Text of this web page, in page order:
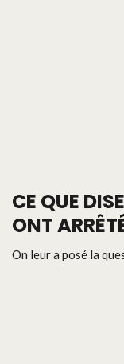
CE QUE
ONT
On leur a posé la